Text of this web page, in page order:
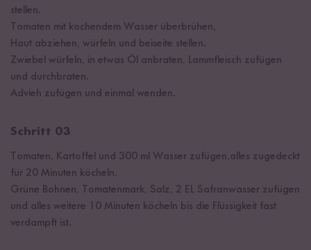
stellen.
Tomaten mit kochendem Wasser überbrühen,
Haut abziehen, würfeln und beiseite stellen.
Zwiebel würfeln, in etwas Öl anbraten, Lammfleisch zufügen
und durchbraten.
Advieh zufügen und einmal wenden.
Schritt 03
Tomaten, Kartoffel und 300 ml Wasser zufügen,alles zugedeckt
für 20 Minuten köcheln.
Grüne Bohnen, Tomatenmark, Salz, 2 EL Safranwasser zufügen
und alles weitere 10 Minuten köcheln bis die Flüssigkeit fast
verdampft ist.